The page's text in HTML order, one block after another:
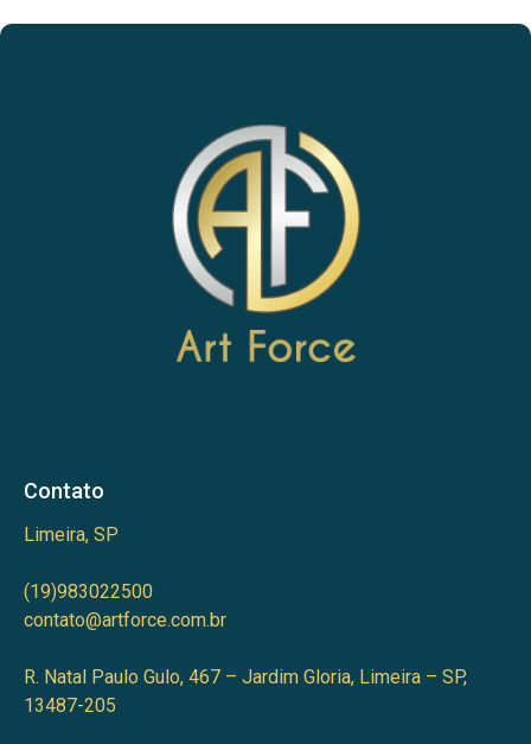
Contato
Limeira, SP
(19)983022500
contato@artforce.com.br
R. Natal Paulo Gulo, 467 – Jardim Gloria, Limeira – SP,
13487-205